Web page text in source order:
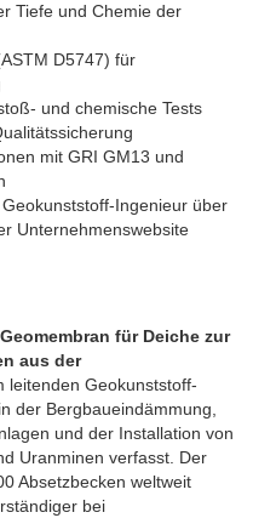
Tiefe und Chemie der
D5747) für
und chemische Tests
mit GRI GM13 und
Ingenieur über
Unternehmenswebsite
für Deiche zur
aus der
leitenden Geokunststoff-
der Bergbaueindämmung,
und der Installation von
Uranminen verfasst. Der
Absetzbecken weltweit
bei